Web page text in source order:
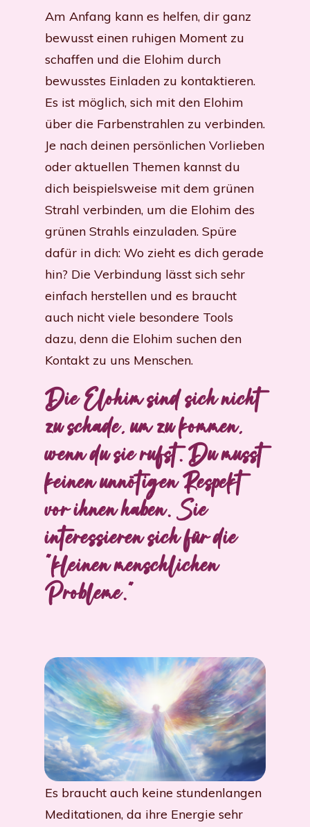
Am Anfang kann es helfen, dir ganz
bewusst einen ruhigen Moment zu
schaffen und die Elohim durch
bewusstes Einladen zu kontaktieren.
Es ist möglich, sich mit den Elohim
über die Farbenstrahlen zu verbinden.
Je nach deinen persönlichen Vorlieben
oder aktuellen Themen kannst du
dich beispielsweise mit dem grünen
Strahl verbinden, um die Elohim des
grünen Strahls einzuladen. Spüre
dafür in dich: Wo zieht es dich gerade
hin? Die Verbindung lässt sich sehr
einfach herstellen und es braucht
auch nicht viele besondere Tools
dazu, denn die Elohim suchen den
Kontakt zu uns Menschen.
Die Elohim sind sich nicht
zu schade, um zu kommen,
wenn du sie rufst. Du musst
keinen unnötigen Respekt
vor ihnen haben. Sie
interessieren sich für die
"kleinen menschlichen
Probleme."
Es braucht auch keine stundenlangen
Meditationen, da ihre Energie sehr